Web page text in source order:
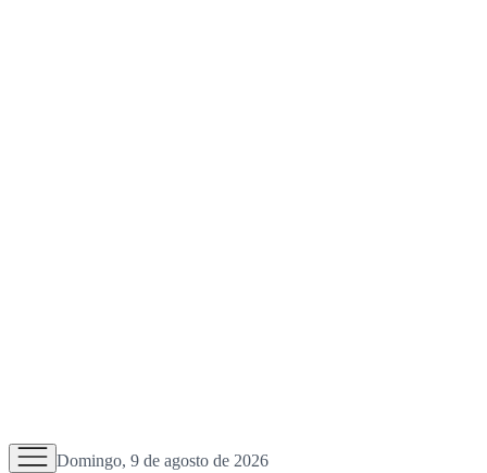
Domingo, 9 de agosto de 2026